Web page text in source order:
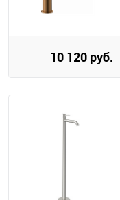
10 120 руб.